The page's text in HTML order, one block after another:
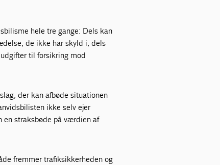
hele tre gange: Dels kan
de ikke har skyld i, dels
til forsikring mod
der kan afbøde situationen
ikke selv ejer
en straksbøde på værdien af
fremmer trafiksikkerheden og